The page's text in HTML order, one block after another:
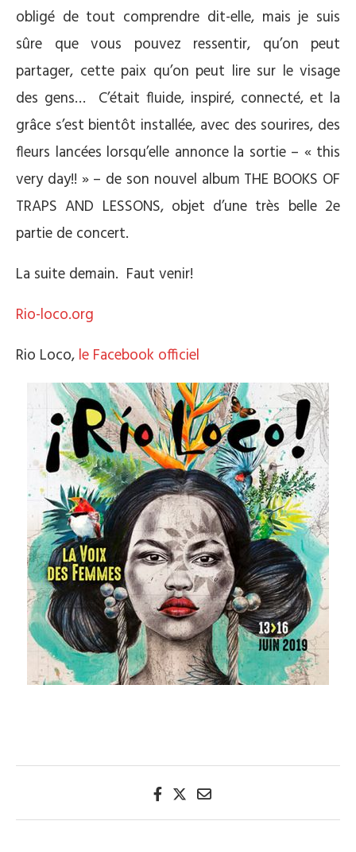
obligé de tout comprendre dit-elle, mais je suis
sûre que vous pouvez ressentir, qu’on peut
partager, cette paix qu’on peut lire sur le visage
des gens… C’était fluide, inspiré, connecté, et la
grâce s’est bientôt installée, avec des sourires, des
fleurs lancées lorsqu’elle annonce la sortie – « this
very day!! » – de son nouvel album THE BOOKS OF
TRAPS AND LESSONS, objet d’une très belle 2e
partie de concert.
La suite demain. Faut venir!
Rio-loco.org
Rio Loco, le Facebook officiel